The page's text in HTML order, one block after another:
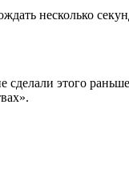
несколько
этого